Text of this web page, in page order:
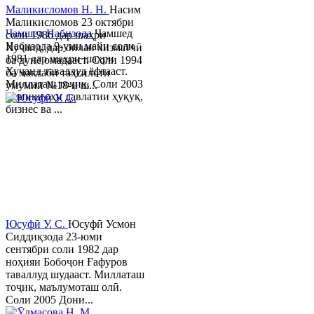
Ҷамшед НабизодаҶамшед
Набизода 9-уми майи соли
1981 дар шаҳри шаҳри
Хуҷанд таваллуд ёфтааст.
Миллаташ тоҷик. Соли 2003
Донишгоҳи давлатии ҳуқуқ,
бизнес ва ...
Маликисломов Н. Н. Насим
Маликисломов 23 октябри
соли 1986 дар шаҳри
Хуҷанд, дар оилаи хизматчӣ
ба дунё омадааст. Соли 1994
ба мактаби таҳсилоти
умумии №18-и ш...
Юсуфӣ У. C. Юсуфӣ Усмон
Сиддиқзода 23-юми
сентябри соли 1982 дар
ноҳияи Бобоҷон Ғафуров
таваллуд шудааст. Миллаташ
тоҷик, маълумоташ олӣ.
Соли 2005 Дони...